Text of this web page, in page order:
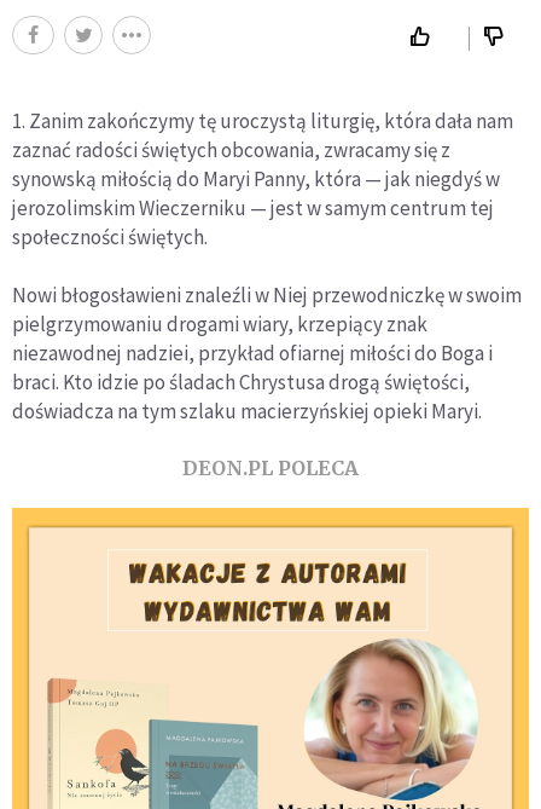
1. Zanim zakończymy tę uroczystą liturgię, która dała nam
zaznać radości świętych obcowania, zwracamy się z
synowską miłością do Maryi Panny, która — jak niegdyś w
jerozolimskim Wieczerniku — jest w samym centrum tej
społeczności świętych.
Nowi błogosławieni znaleźli w Niej przewodniczkę w swoim
pielgrzymowaniu drogami wiary, krzepiący znak
niezawodnej nadziei, przykład ofiarnej miłości do Boga i
braci. Kto idzie po śladach Chrystusa drogą świętości,
doświadcza na tym szlaku macierzyńskiej opieki Maryi.
DEON.PL POLECA